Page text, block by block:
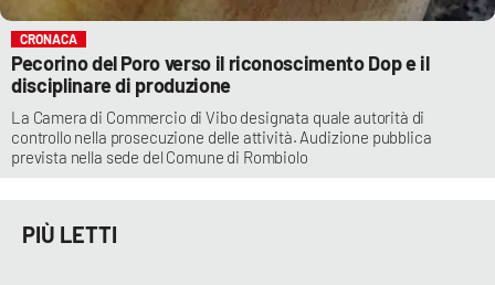
CRONACA
Pecorino del Poro verso il riconoscimento Dop e il
disciplinare di produzione
La Camera di Commercio di Vibo designata quale autorità di
controllo nella prosecuzione delle attività. Audizione pubblica
prevista nella sede del Comune di Rombiolo
PIÙ LETTI